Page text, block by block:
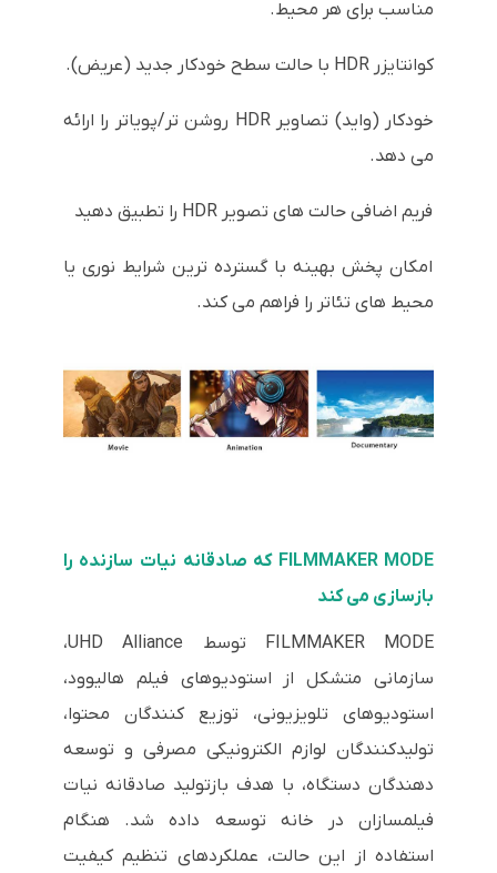
مناسب برای هر محیط.
کوانتایزر HDR با حالت سطح خودکار جدید (عریض).
خودکار (واید) تصاویر HDR روشن تر/پویاتر را ارائه
می دهد.
فریم اضافی حالت های تصویر HDR را تطبیق دهید
امکان پخش بهینه با گسترده ترین شرایط نوری یا
محیط های تئاتر را فراهم می کند.
FILMMAKER MODE که صادقانه نیات سازنده را
بازسازی می کند
FILMMAKER MODE توسط UHD Alliance،
سازمانی متشکل از استودیوهای فیلم هالیوود،
استودیوهای تلویزیونی، توزیع کنندگان محتوا،
تولیدکنندگان لوازم الکترونیکی مصرفی و توسعه
دهندگان دستگاه، با هدف بازتولید صادقانه نیات
فیلمسازان در خانه توسعه داده شد. هنگام
استفاده از این حالت، عملکردهای تنظیم کیفیت